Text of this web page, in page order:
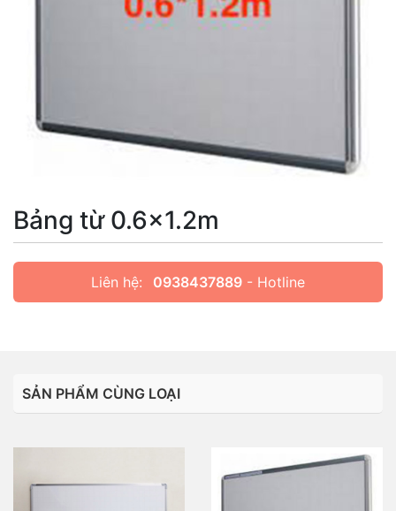
Bảng từ 0.6x1.2m
Liên hệ: 0938437889 - Hotline
SẢN PHẨM CÙNG LOẠI